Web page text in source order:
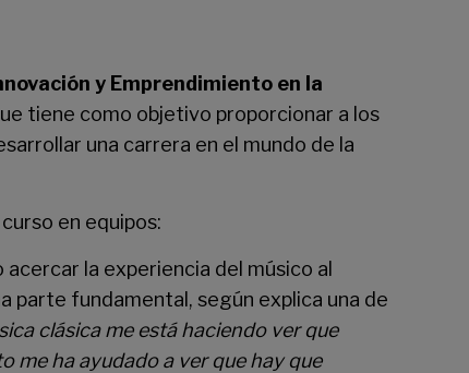
y Emprendimiento en la
tiene como objetivo proporcionar a los
una carrera en el mundo de la
en equipos:
la experiencia del músico al
parte fundamental, según explica una de
clásica me está haciendo ver que
me ha ayudado a ver que hay que